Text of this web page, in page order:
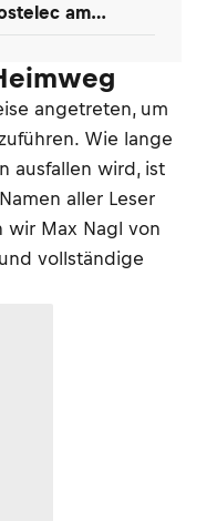
am
angetreten, um
Wie lange
ausfallen wird, ist
aller Leser
wir Max Nagl von
vollständige